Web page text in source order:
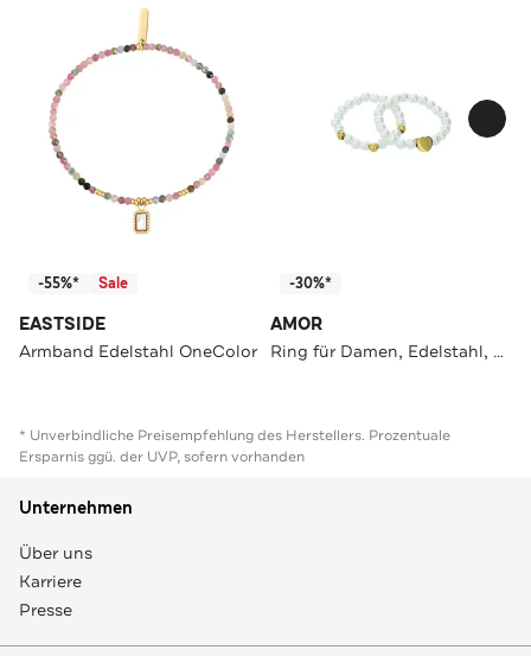
-55%* Sale
EASTSIDE
Armband Edelstahl OneColor
-30%*
AMOR
Ring für Damen, Edelstahl, Glasperle | Herz
* Unverbindliche Preisempfehlung des Herstellers. Prozentuale
Ersparnis ggü. der UVP, sofern vorhanden
Unternehmen
Über uns
Karriere
Presse